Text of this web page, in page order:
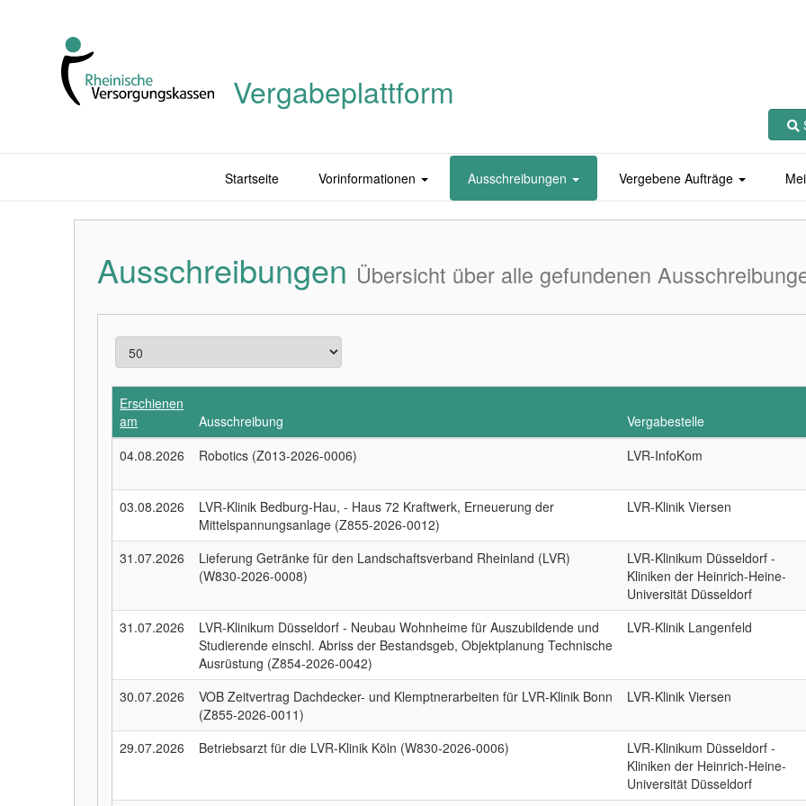
Vergabeplattform
Startseite Vorinformationen Ausschreibungen Vergebene Aufträge
Ausschreibungen Übersicht über alle gefundenen
Erschienen
am
Ausschreibung
Vergabestelle
04.08.2026
Robotics (Z013-2026-0006) LVR-InfoKom
03.08.2026
LVR-Klinik Bedburg-Hau, - Haus 72 Kraftwerk, Erneuerung der
Mittelspannungsanlage (Z855-2026-0012)
LVR-Klinik Viersen
31.07.2026
Lieferung Getränke für den Landschaftsverband Rheinland (LVR)
(W830-2026-0008)
LVR-Klinikum Düsseldorf -
Kliniken der Heinrich-Heine-
Universität Düsseldorf
31.07.2026
LVR-Klinikum Düsseldorf - Neubau Wohnheime für Auszubildende und
Studierende einschl. Abriss der Bestandsgeb, Objektplanung Technische
Ausrüstung (Z854-2026-0042)
LVR-Klinik Langenfeld
30.07.2026
VOB Zeitvertrag Dachdecker- und Klemptnerarbeiten für LVR-Klinik Bonn
(Z855-2026-0011)
LVR-Klinik Viersen
29.07.2026 Betriebsarzt für die LVR-Klinik Köln (W830-2026-0006)
LVR-Klinikum Düsseldorf -
Kliniken der Heinrich-Heine-
Universität Düsseldorf